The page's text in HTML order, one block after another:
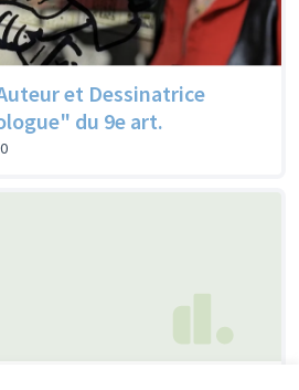
et Dessinatrice
du 9e art.
0